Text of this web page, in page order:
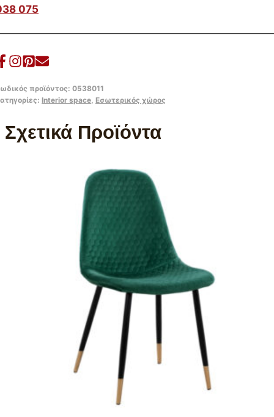
075
προϊόντος: 0538011
Interior space Εσωτερικός χώρος
Σχετικά Προϊόντα